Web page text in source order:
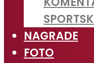
NAGRADE
FOTO